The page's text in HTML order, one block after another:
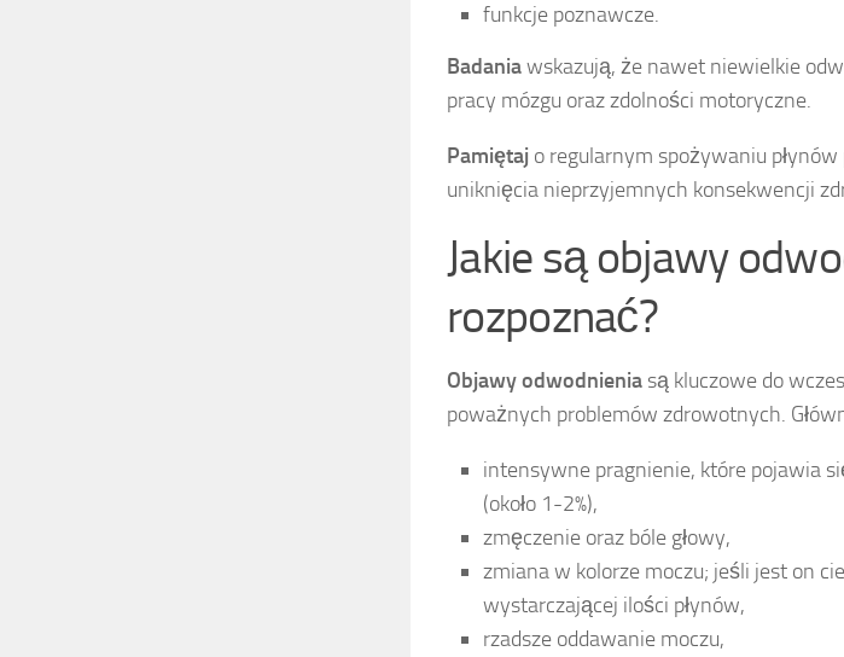
funkcje poznawcze.
Badaniawskazują, że nawet niewielkie
pracy mózgu oraz zdolności motoryczne.
Pamiętaj o regularnym spożywaniu
uniknięcia nieprzyjemnych konsekwencji
Jakie są objawy
rozpoznać?
Objawy odwodnienia są kluczowe do
poważnych problemów zdrowotnych.
intensywne pragnienie, które pojawia
(około 1-2%),
zmęczenie oraz bóle głowy,
zmiana w kolorze moczu; jeśli jest on
wystarczającej ilości płynów,
rzadsze oddawanie moczu,